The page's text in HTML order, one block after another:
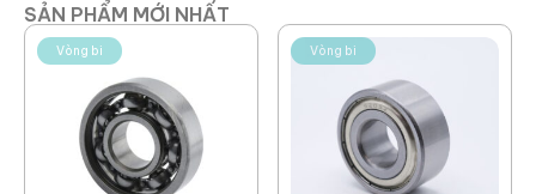
SẢN PHẨM MỚI NHẤT
Vòng bi Vòng bi